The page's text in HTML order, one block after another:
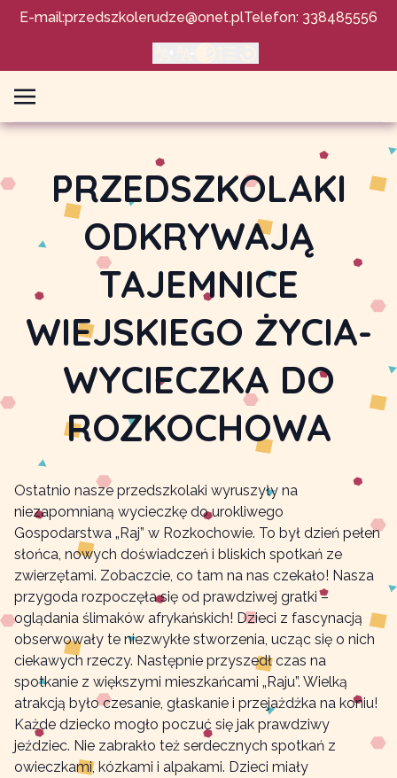
E-mail:przedszkolerudze@onet.plTelefon: 338485556
PRZEDSZKOLAKI
ODKRYWAJĄ
TAJEMNICE
WIEJSKIEGO ŻYCIA-
WYCIECZKA DO
ROZKOCHOWA
Ostatnio nasze przedszkolaki wyruszyły na
niezapomnianą wycieczkę do urokliwego
Gospodarstwa „Raj” w Rozkochowie. To był dzień pełen
słońca, nowych doświadczeń i bliskich spotkań ze
zwierzętami. Zobaczcie, co tam na nas czekało! Nasza
przygoda rozpoczęła się od prawdziwej gratki –
oglądania ślimaków afrykańskich! Dzieci z fascynacją
obserwowały te niezwykłe stworzenia, ucząc się o nich
ciekawych rzeczy. Następnie przyszedł czas na
spotkanie z większymi mieszkańcami „Raju”. Wielką
atrakcją było czesanie, głaskanie i przejażdżka na koniu!
Każde dziecko mogło poczuć się jak prawdziwy
jeździec. Nie zabrakło też serdecznych spotkań z
owieczkami, kózkami i alpakami. Dzieci miały